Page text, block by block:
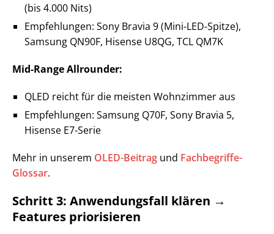
(bis 4.000 Nits)
Empfehlungen: Sony Bravia 9 (Mini-LED-Spitze),
Samsung QN90F, Hisense U8QG, TCL QM7K
Mid-Range Allrounder:
QLED reicht für die meisten Wohnzimmer aus
Empfehlungen: Samsung Q70F, Sony Bravia 5,
Hisense E7-Serie
Mehr in unserem OLED-Beitrag und Fachbegriffe-
Glossar.
Schritt 3: Anwendungsfall klären →
Features priorisieren